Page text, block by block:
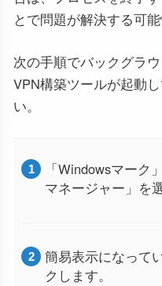
とで問題が解決する可能
次の手順でバックグラ
VPN構築ツールが起動
い。
「Windowsマーク
マネージャー」を
簡易表示になって
クします。